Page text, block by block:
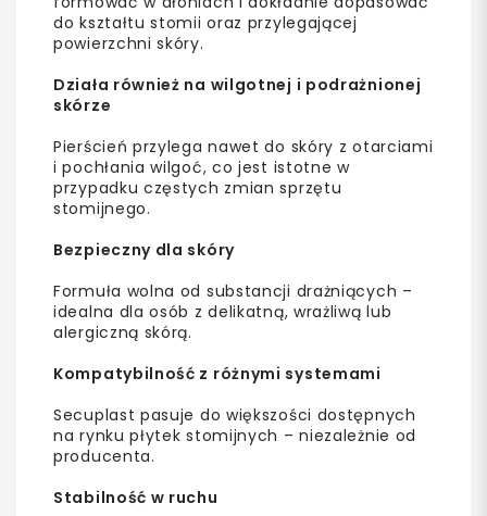
do kształtu stomii oraz przylegającej
powierzchni skóry.
Działa również na wilgotnej i podrażnionej
skórze
Pierścień przylega nawet do skóry z otarciami
i pochłania wilgoć, co jest istotne w
przypadku częstych zmian sprzętu
stomijnego.
Bezpieczny dla skóry
Formuła wolna od substancji drażniących –
idealna dla osób z delikatną, wrażliwą lub
alergiczną skórą.
Kompatybilność z różnymi systemami
Secuplast pasuje do większości dostępnych
na rynku płytek stomijnych – niezależnie od
producenta.
Stabilność w ruchu